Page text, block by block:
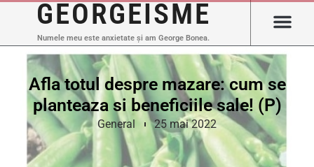
GEORGEISME
Numele meu este anxietate și am George Bonea.
Afla totul despre mazare: cum se
planteaza si beneficiile sale! (P)
General 25 mai 2022